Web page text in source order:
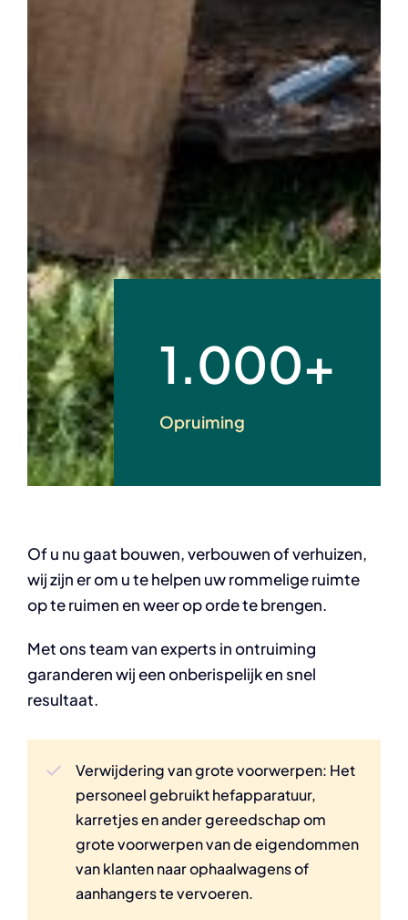
1.000+
Opruiming
Of u nu gaat bouwen, verbouwen of verhuizen,
wij zijn er om u te helpen uw rommelige ruimte
op te ruimen en weer op orde te brengen.
Met ons team van experts in ontruiming
garanderen wij een onberispelijk en snel
resultaat.
Verwijdering van grote voorwerpen: Het
personeel gebruikt hefapparatuur,
karretjes en ander gereedschap om
grote voorwerpen van de eigendommen
van klanten naar ophaalwagens of
aanhangers te vervoeren.